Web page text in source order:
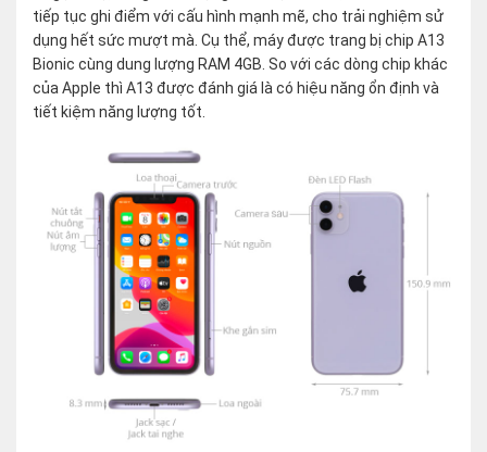
tiếp tục ghi điểm với cấu hình mạnh mẽ, cho trải nghiệm sử
dụng hết sức mượt mà. Cụ thể, máy được trang bị chip A13
Bionic cùng dung lượng RAM 4GB. So với các dòng chip khác
của Apple thì A13 được đánh giá là có hiệu năng ổn định và
tiết kiệm năng lượng tốt.